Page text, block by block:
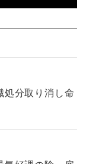
処分取り消し命